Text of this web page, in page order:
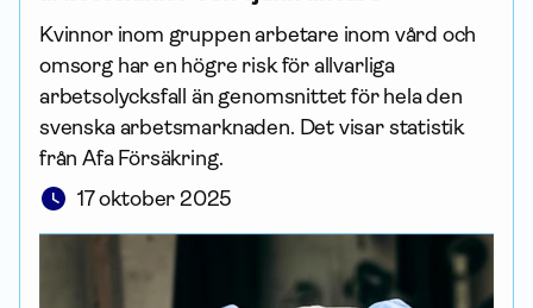
Kvinnor inom gruppen arbetare inom vård och
omsorg har en högre risk för allvarliga
arbetsolycksfall än genomsnittet för hela den
svenska arbets­­marknaden. Det visar statistik
från Afa För­säkring.
17 oktober 2025